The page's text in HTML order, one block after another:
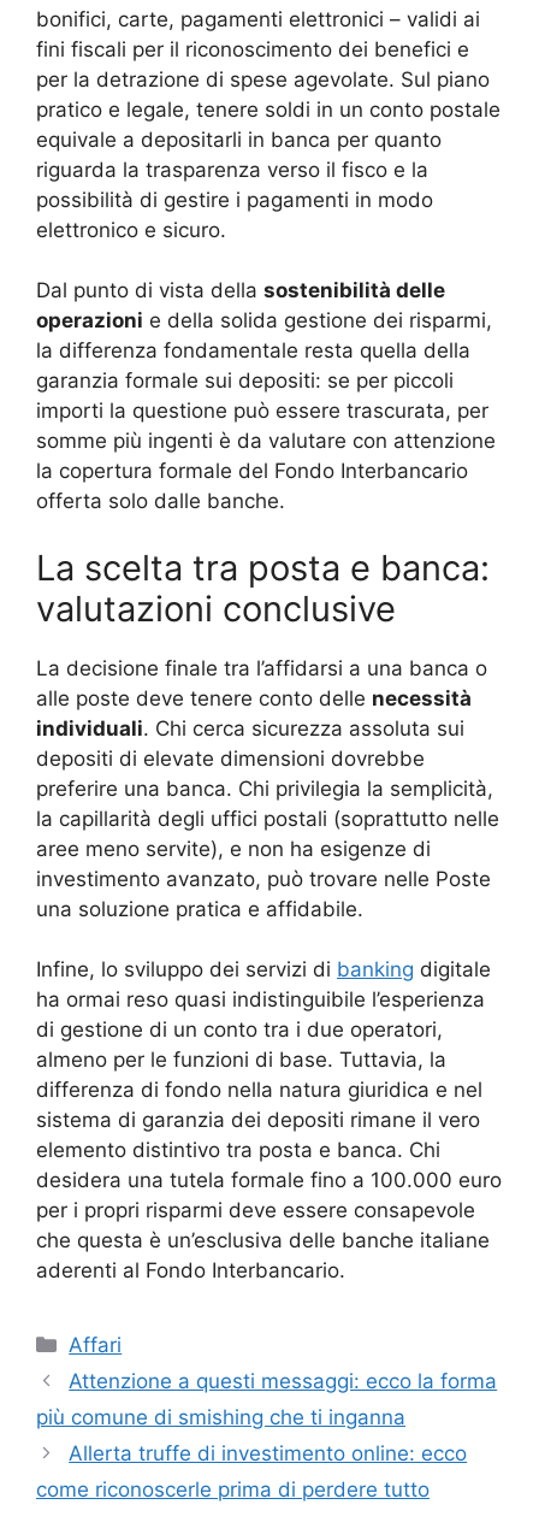
bonifici, carte, pagamenti elettronici – validi ai
fini fiscali per il riconoscimento dei benefici e
per la detrazione di spese agevolate. Sul piano
pratico e legale, tenere soldi in un conto postale
equivale a depositarli in banca per quanto
riguarda la trasparenza verso il fisco e la
possibilità di gestire i pagamenti in modo
elettronico e sicuro.
Dal punto di vista della sostenibilità delle
operazioni e della solida gestione dei risparmi,
la differenza fondamentale resta quella della
garanzia formale sui depositi: se per piccoli
importi la questione può essere trascurata, per
somme più ingenti è da valutare con attenzione
la copertura formale del Fondo Interbancario
offerta solo dalle banche.
La scelta tra posta e banca:
valutazioni conclusive
La decisione finale tra l’affidarsi a una banca o
alle poste deve tenere conto delle necessità
individuali. Chi cerca sicurezza assoluta sui
depositi di elevate dimensioni dovrebbe
preferire una banca. Chi privilegia la semplicità,
la capillarità degli uffici postali (soprattutto nelle
aree meno servite), e non ha esigenze di
investimento avanzato, può trovare nelle Poste
una soluzione pratica e affidabile.
Infine, lo sviluppo dei servizi di banking digitale
ha ormai reso quasi indistinguibile l’esperienza
di gestione di un conto tra i due operatori,
almeno per le funzioni di base. Tuttavia, la
differenza di fondo nella natura giuridica e nel
sistema di garanzia dei depositi rimane il vero
elemento distintivo tra posta e banca. Chi
desidera una tutela formale fino a 100.000 euro
per i propri risparmi deve essere consapevole
che questa è un’esclusiva delle banche italiane
aderenti al Fondo Interbancario.
Categorie
Affari
Attenzione a questi messaggi: ecco la forma
più comune di smishing che ti inganna
Allerta truffe di investimento online: ecco
come riconoscerle prima di perdere tutto